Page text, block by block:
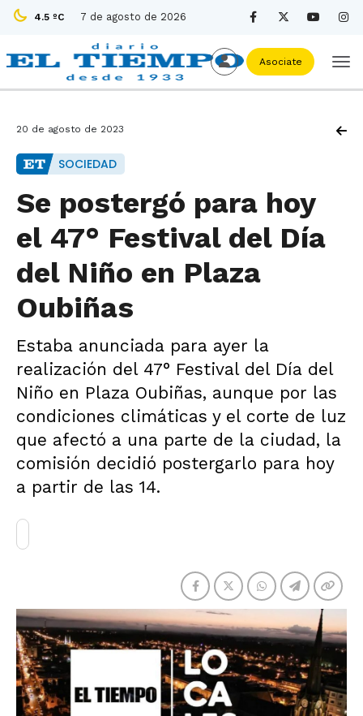
4.5 ºC 7 de agosto de 2026
Asociate
20 de agosto de 2023
SOCIEDAD
Se postergó para hoy
el 47° Festival del Día
del Niño en Plaza
Oubiñas
Estaba anunciada para ayer la
realización del 47° Festival del Día del
Niño en Plaza Oubiñas, aunque por las
condiciones climáticas y el corte de luz
que afectó a una parte de la ciudad, la
comisión decidió postergarlo para hoy
a partir de las 14.